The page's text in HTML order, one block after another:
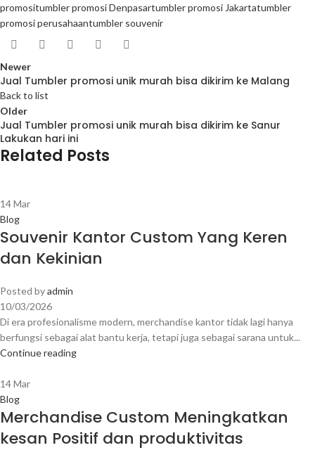
promositumbler promosi Denpasartumbler promosi Jakartatumbler
promosi perusahaantumbler souvenir
Newer
Jual Tumbler promosi unik murah bisa dikirim ke Malang
Back to list
Older
Jual Tumbler promosi unik murah bisa dikirim ke Sanur
Lakukan hari ini
Related Posts
14Mar
Blog
Souvenir Kantor Custom Yang Keren
dan Kekinian
Posted byadmin
10/03/2026
Di era profesionalisme modern, merchandise kantor tidak lagi hanya
berfungsi sebagai alat bantu kerja, tetapi juga sebagai sarana untuk...
Continue reading
14Mar
Blog
Merchandise Custom Meningkatkan
kesan Positif dan produktivitas